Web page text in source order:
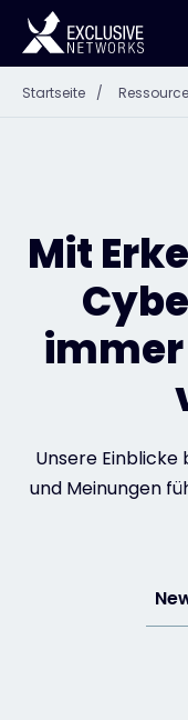
Ressourcen
Unternehmen
Startseite /
Mit
Unsere
und Meinungen